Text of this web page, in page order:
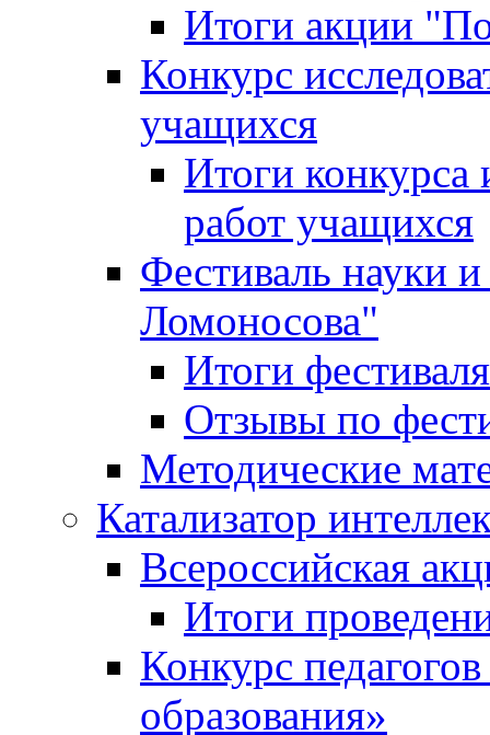
Итоги акции
Конкурс
учащихся
Итоги конкурса
работ учащихся
Фестиваль науки
Ломоносова"
Итоги фестиваля
Отзывы по
Методические
Катализатор
Всероссийская
Итоги
Конкурс
образования»